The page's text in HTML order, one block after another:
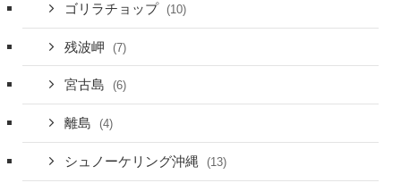
ゴリラチョップ (10)
残波岬 (7)
宮古島 (6)
離島 (4)
シュノーケリング沖縄 (13)